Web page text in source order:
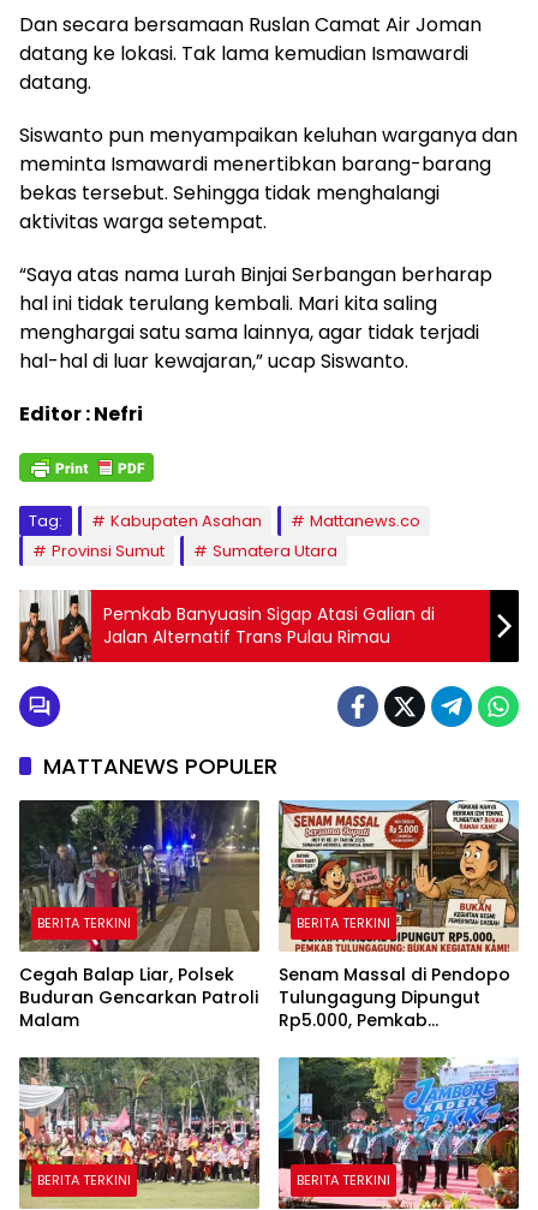
Dan secara bersamaan Ruslan Camat Air Joman
datang ke lokasi. Tak lama kemudian Ismawardi
datang.
Siswanto pun menyampaikan keluhan warganya dan
meminta Ismawardi menertibkan barang-barang
bekas tersebut. Sehingga tidak menghalangi
aktivitas warga setempat.
“Saya atas nama Lurah Binjai Serbangan berharap
hal ini tidak terulang kembali. Mari kita saling
menghargai satu sama lainnya, agar tidak terjadi
hal-hal di luar kewajaran,” ucap Siswanto.
Editor : Nefri
Tag: Kabupaten Asahan
Mattanews.co
Provinsi Sumut
Sumatera Utara
Pemkab Banyuasin Sigap Atasi Galian di
Jalan Alternatif Trans Pulau Rimau
MATTANEWS POPULER
BERITA TERKINI
Cegah Balap Liar, Polsek
Buduran Gencarkan Patroli
Malam
BERITA TERKINI
Senam Massal di Pendopo
Tulungagung Dipungut
Rp5.000, Pemkab
Pemerintah
BERITA TERKINI BERITA TERKINI